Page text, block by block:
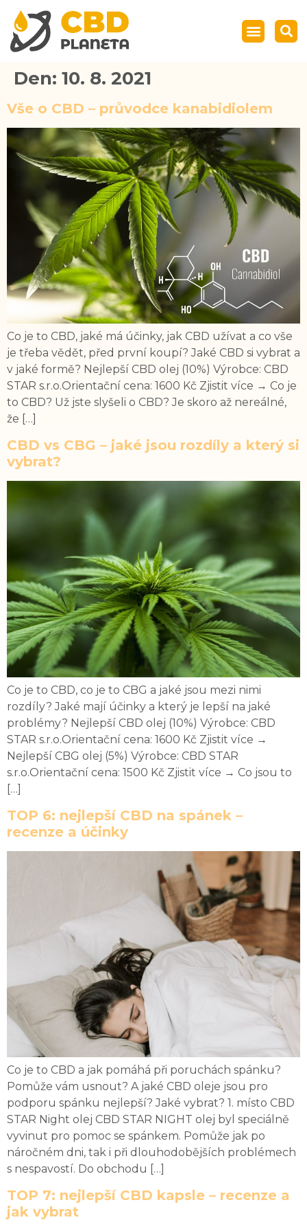
Den: 10. 8. 2021
Vše o CBD – průvodce kanabidiolem
Co je to CBD, jaké má účinky, jak CBD užívat a co vše
je třeba vědět, před první koupí? Jaké CBD si vybrat a
v jaké formě? Nejlepší CBD olej (10%) Výrobce: CBD
STAR s.r.o.Orientační cena: 1600 Kč Zjistit více → Co je
to CBD? Už jste slyšeli o CBD? Je skoro až nereálné,
že […]
CBD vs CBG – jaké jsou rozdíly a který si
vybrat?
Co je to CBD, co je to CBG a jaké jsou mezi nimi
rozdíly? Jaké mají účinky a který je lepší na jaké
problémy? Nejlepší CBD olej (10%) Výrobce: CBD
STAR s.r.o.Orientační cena: 1600 Kč Zjistit více →
Nejlepší CBG olej (5%) Výrobce: CBD STAR
s.r.o.Orientační cena: 1500 Kč Zjistit více → Co jsou to
[…]
TOP 6: nejlepší CBD na spánek –
recenze a účinky
Co je to CBD a jak pomáhá při poruchách spánku?
Pomůže vám usnout? A jaké CBD oleje jsou pro
podporu spánku nejlepší? Jaké vybrat? 1. místo CBD
STAR Night olej CBD STAR NIGHT olej byl speciálně
vyvinut pro pomoc se spánkem. Pomůže jak po
náročném dni, tak i při dlouhodobějších problémech
s nespavostí. Do obchodu […]
TOP 7: nejlepší CBD kapsle – recenze a
jak vybrat